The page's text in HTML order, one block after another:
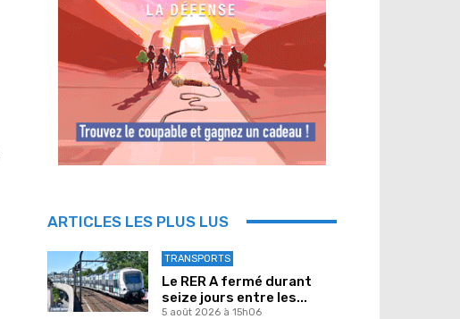
ARTICLES LES PLUS LUS
TRANSPORTS
Le RER A fermé durant
seize jours entre les...
5 août 2026 à 15h06